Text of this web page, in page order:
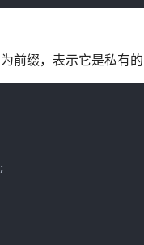
缀，表示它是私有